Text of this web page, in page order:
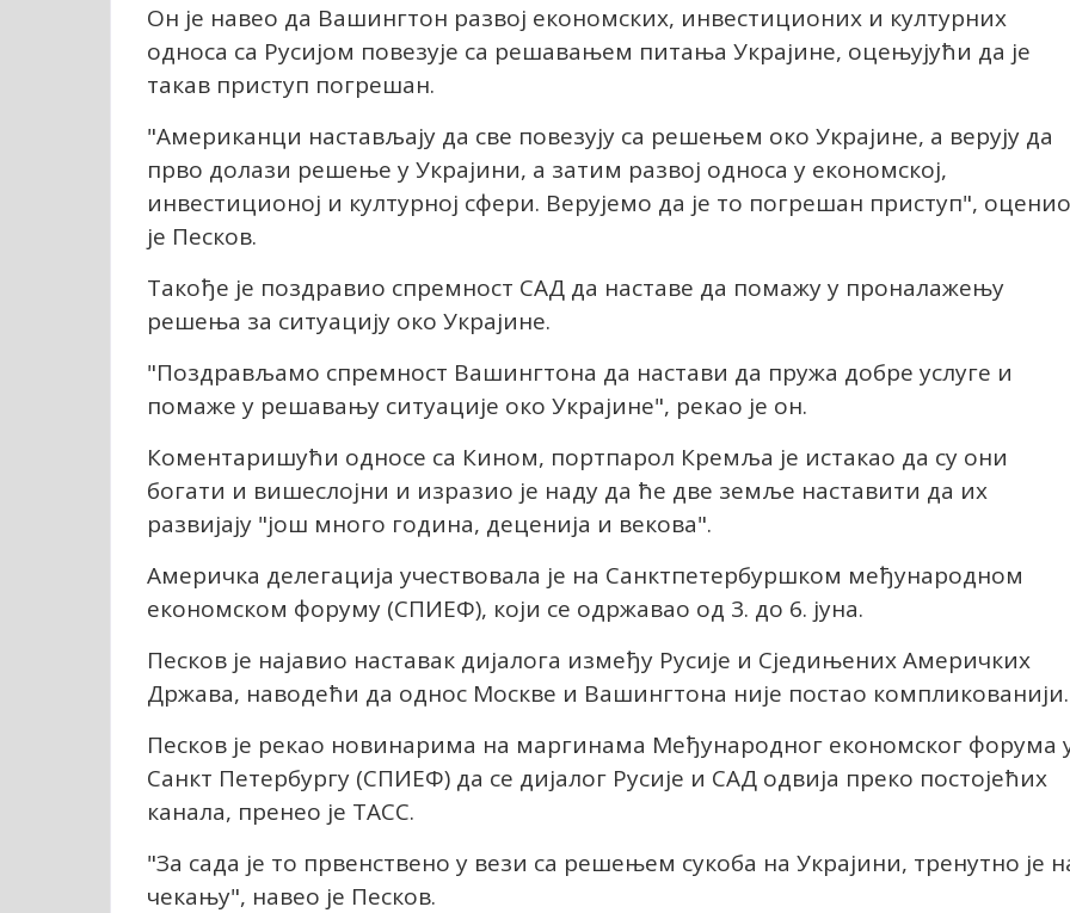
Он је навео да Вашингтон развој економских, инвестиционих и културних
односа са Русијом повезује са решавањем питања Украјине, оцењујући да је
такав приступ погрешан.
"Американци настављају да све повезују са решењем око Украјине, а верују да
прво долази решење у Украјини, а затим развој односа у економској,
инвестиционој и културној сфери. Верујемо да је то погрешан приступ", оценио
је Песков.
Такође је поздравио спремност САД да наставе да помажу у проналажењу
решења за ситуацију око Украјине.
"Поздрављамо спремност Вашингтона да настави да пружа добре услуге и
помаже у решавању ситуације око Украјине", рекао је он.
Коментаришући односе са Кином, портпарол Кремља је истакао да су они
богати и вишеслојни и изразио је наду да ће две земље наставити да их
развијају "још много година, деценија и векова".
Америчка делегација учествовала је на Санктпетербуршком међународном
економском форуму (СПИЕФ), који се одржавао од 3. до 6. јуна.
Песков је најавио наставак дијалога између Русије и Сједињених Америчких
Држава, наводећи да однос Москве и Вашингтона није постао компликованији.
Песков је рекао новинарима на маргинама Међународног економског форума
Санкт Петербургу (СПИЕФ) да се дијалог Русије и САД одвија преко постојећих
канала, пренео је ТАСС.
"За сада је то првенствено у вези са решењем сукоба на Украјини, тренутно је
чекању", навео је Песков.